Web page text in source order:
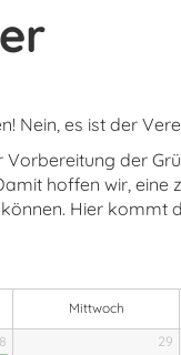
Nein, es ist der
Vorbereitung der
hoffen wir,
Hier kommt
Mittwoch
29